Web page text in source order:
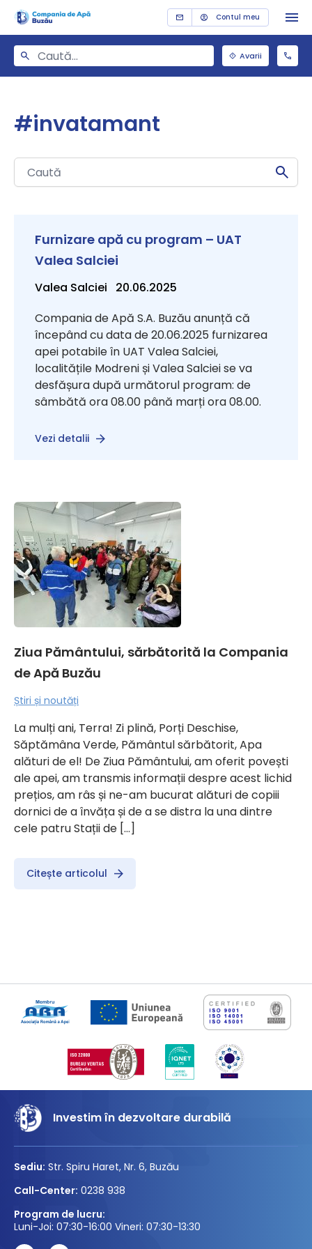
Contul meu
Avarii
#invatamant
Furnizare apă cu program – UAT
Valea Salciei
Valea Salciei 20.06.2025
Compania de Apă S.A. Buzău anunță că
începând cu data de 20.06.2025 furnizarea
apei potabile în UAT Valea Salciei,
localitățile Modreni și Valea Salciei se va
desfășura după următorul program: de
sâmbătă ora 08.00 până marți ora 08.00.
Vezi detalii
Ziua Pământului, sărbătorită la Compania
de Apă Buzău
Știri și noutăți
La mulți ani, Terra! Zi plină, Porți Deschise,
Săptămâna Verde, Pământul sărbătorit, Apa
alături de el! De Ziua Pământului, am oferit povești
ale apei, am transmis informații despre acest lichid
prețios, am râs și ne-am bucurat alături de copiii
dornici de a învăța și de a se distra la una dintre
cele patru Stații de […]
Citește articolul
Investim în dezvoltare durabilă
Sediu: Str. Spiru Haret, Nr. 6, Buzău
Call-Center: 0238 938
Program de lucru:
Luni-Joi: 07:30-16:00 Vineri: 07:30-13:30